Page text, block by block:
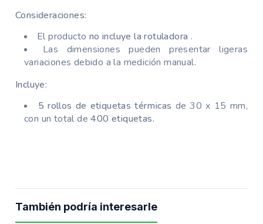
Consideraciones:
El producto no incluye la rotuladora .
Las dimensiones pueden presentar ligeras
variaciones debido a la medición manual.
Incluye:
5 rollos de etiquetas térmicas de 30 x 15 mm,
con un total de400 etiquetas.
También podría interesarle